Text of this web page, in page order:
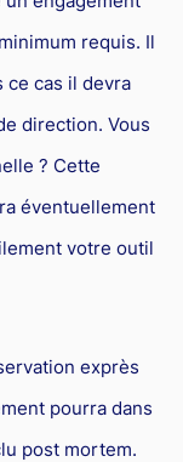
requis. Il
cas il devra
direction. Vous
? Cette
éventuellement
votre outil
exprès
pourra dans
post mortem.